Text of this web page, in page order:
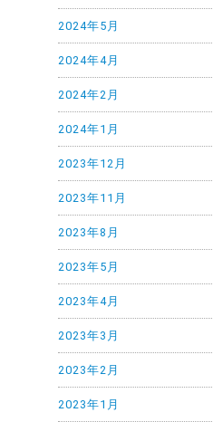
2024年5月
2024年4月
2024年2月
2024年1月
2023年12月
2023年11月
2023年8月
2023年5月
2023年4月
2023年3月
2023年2月
2023年1月